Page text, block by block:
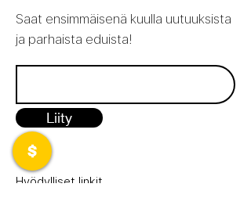
Saat ensimmäisenä kuulla uutuuksista
ja parhaista eduista!
Liity
Hyödylliset linkit